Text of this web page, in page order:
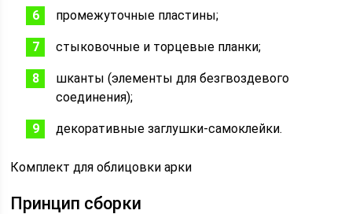
промежуточные пластины;
стыковочные и торцевые планки;
шканты (элементы для безгвоздевого
соединения);
декоративные заглушки-самоклейки.
Комплект для облицовки арки
Принцип сборки